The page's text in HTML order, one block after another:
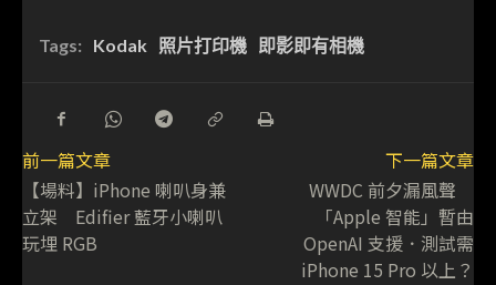
Tags: Kodak 照片打印機 即影即有相機
前一篇文章
【場料】iPhone 喇叭身兼
立架 Edifier 藍牙小喇叭
玩埋 RGB
下一篇文章
WWDC 前夕漏風聲
「Apple 智能」暫由
OpenAI 支援．測試需
iPhone 15 Pro 以上？